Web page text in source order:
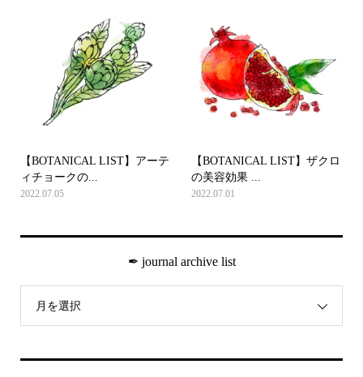
【BOTANICAL LIST】アーテ
ィチョークの...
2022.07.05
【BOTANICAL LIST】ザクロ
の美容効果 ...
2022.07.01
✒︎ journal archive list
月を選択